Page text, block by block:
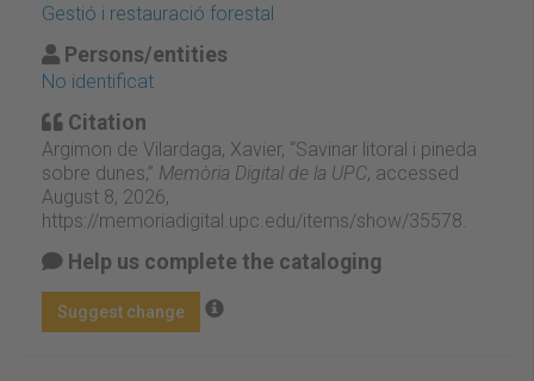
Gestió i restauració forestal
Persons/entities
No identificat
Citation
Argimon de Vilardaga, Xavier, “Savinar litoral i pineda
sobre dunes,” Memòria Digital de la UPC, accessed
August 8, 2026,
https://memoriadigital.upc.edu/items/show/35578
Help us complete the cataloging
Suggest change